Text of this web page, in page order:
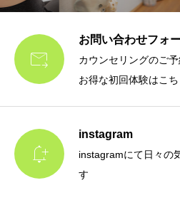

お問い合わせフォ
カウンセリングのご
お得な初回体験はこち

instagram
instagramにて日々の
す